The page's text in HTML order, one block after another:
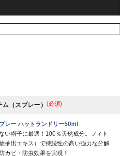
（スプレー） (必須)
レー ハットランドリー50ml
い帽子に最適！100％天然成分。フィト
抽出エキス）で持続性の高い強力な分解
カビ・防虫効果を実現！